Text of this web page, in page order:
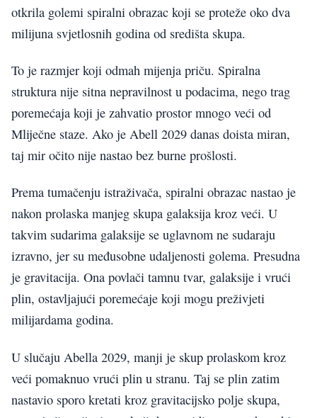
otkrila golemi spiralni obrazac koji se proteže oko dva
milijuna svjetlosnih godina od središta skupa.
To je razmjer koji odmah mijenja priču. Spiralna
struktura nije sitna nepravilnost u podacima, nego trag
poremećaja koji je zahvatio prostor mnogo veći od
Mliječne staze. Ako je Abell 2029 danas doista miran,
taj mir očito nije nastao bez burne prošlosti.
Prema tumačenju istraživača, spiralni obrazac nastao je
nakon prolaska manjeg skupa galaksija kroz veći. U
takvim sudarima galaksije se uglavnom ne sudaraju
izravno, jer su međusobne udaljenosti golema. Presudna
je gravitacija. Ona povlači tamnu tvar, galaksije i vrući
plin, ostavljajući poremećaje koji mogu preživjeti
milijardama godina.
U slučaju Abella 2029, manji je skup prolaskom kroz
veći pomaknuo vrući plin u stranu. Taj se plin zatim
nastavio sporo kretati kroz gravitacijsko polje skupa,